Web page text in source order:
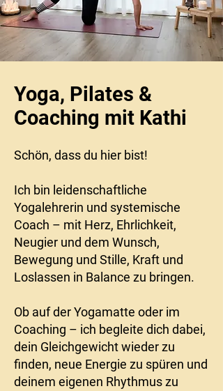
Yoga, Pilates &
Coaching mit Kathi
Schön, dass du hier bist!
Ich bin leidenschaftliche
Yogalehrerin und systemische
Coach – mit Herz, Ehrlichkeit,
Neugier und dem Wunsch,
Bewegung und Stille, Kraft und
Loslassen in Balance zu bringen.
Ob auf der Yogamatte oder im
Coaching – ich begleite dich dabei,
dein Gleichgewicht wieder zu
finden, neue Energie zu spüren und
deinem eigenen Rhythmus zu